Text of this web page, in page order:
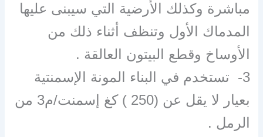
مباشرة وكذلك الأرضية التي سيبنى عليها
المدماك الأول وتنظف أثناء ذلك من
الأوساخ وقطع البيتون العالقة .
3- تستخدم في البناء المونة الإسمنتية
بعيار لا يقل عن (250 ) كغ إسمنت/م3 من
الرمل .